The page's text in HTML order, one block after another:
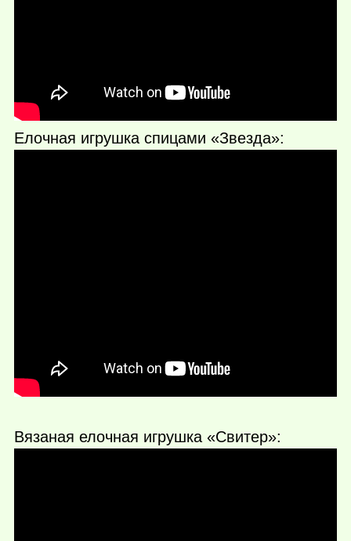
Елочная игрушка спицами «Звезда»:
Вязаная елочная игрушка «Свитер»: